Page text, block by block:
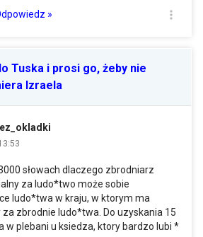
»
Tuska i prosi go, żeby nie
Izraela
słowach dlaczego zbrodniarz
za ludo*two może sobie
ludo*twa w kraju, w ktorym ma
zbrodnie ludo*twa. Do uzyskania 15
w plebani u ksiedza, ktory bardzo lubi *